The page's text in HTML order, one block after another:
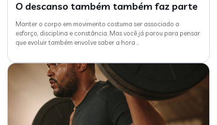
O descanso também também faz parte
Manter o corpo em movimento costuma ser associado a
esforço, disciplina e constância. Mas você já parou para pensar
que evoluir também envolve saber a hora